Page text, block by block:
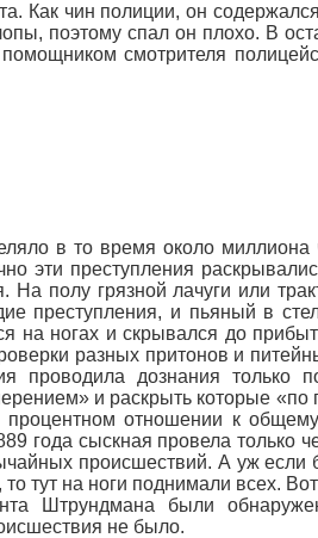
Как чин полиции, он
поэтому спал он плохо. В
смотрителя
в то время около миллиона
эти преступления
полу грязной лачуги или
преступления, и пьяный в
на ногах и скрывался до
разных притонов и
проводила дознания только
и раскрыть которые «по
отношении к
года сыскная провела только
происшествий. А уж если
тут на ноги поднимали всех.
Штрундмана были
не было.